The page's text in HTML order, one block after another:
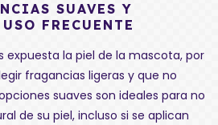
SUAVES Y
FRECUENTE
expuesta la piel de la mascota, por
fragancias ligeras y que no
suaves son ideales para no
de su piel, incluso si se aplican